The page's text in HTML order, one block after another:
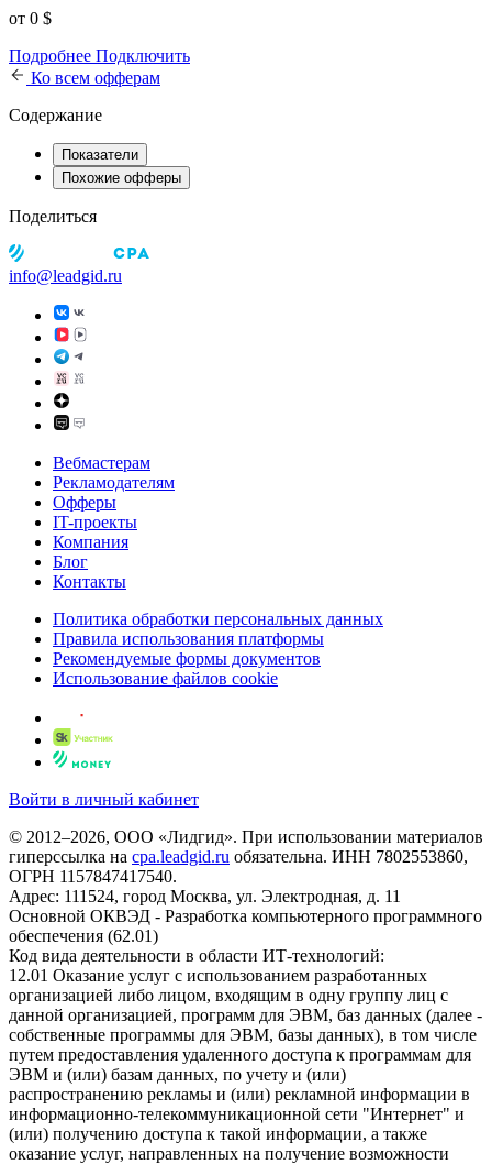
от 0 $
Подробнее Подключить
Ко всем офферам
Содержание
Показатели
Похожие офферы
Поделиться
info@leadgid.ru
Вебмастерам
Рекламодателям
Офферы
IT-проекты
Компания
Блог
Контакты
Политика обработки персональных данных
Правила использования платформы
Рекомендуемые формы документов
Использование файлов cookie
Войти в личный кабинет
© 2012–2026, ООО «Лидгид». При использовании материалов
гиперссылка на cpa.leadgid.ru обязательна. ИНН 7802553860,
ОГРН 1157847417540.
Адрес: 111524, город Москва, ул. Электродная, д. 11
Основной ОКВЭД - Разработка компьютерного программного
обеспечения (62.01)
Код вида деятельности в области ИТ-технологий:
12.01 Оказание услуг с использованием разработанных
организацией либо лицом, входящим в одну группу лиц с
данной организацией, программ для ЭВМ, баз данных (далее -
собственные программы для ЭВМ, базы данных), в том числе
путем предоставления удаленного доступа к программам для
ЭВМ и (или) базам данных, по учету и (или)
распространению рекламы и (или) рекламной информации в
информационно-телекоммуникационной сети "Интернет" и
(или) получению доступа к такой информации, а также
оказание услуг, направленных на получение возможности